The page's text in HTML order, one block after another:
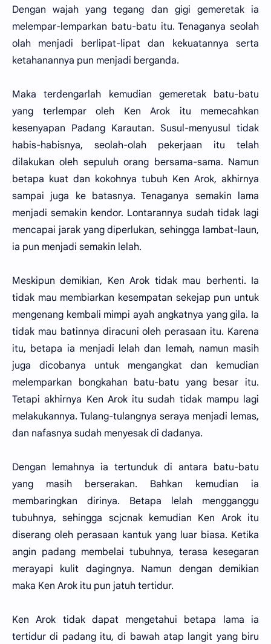
Dengan wajah yang tegang dan gigi gemeretak ia
melempar-lemparkan batu-batu itu. Tenaganya seolah
olah menjadi berlipat-lipat dan kekuatannya serta
ketahanannya pun menjadi berganda.
Maka terdengarlah kemudian gemeretak batu-batu
yang terlempar oleh Ken Arok itu memecahkan
kesenyapan Padang Karautan. Susul-menyusul tidak
habis-habisnya, seolah-olah pekerjaan itu telah
dilakukan oleh sepuluh orang bersama-sama. Namun
betapa kuat dan kokohnya tubuh Ken Arok, akhirnya
sampai juga ke batasnya. Tenaganya semakin lama
menjadi semakin kendor. Lontarannya sudah tidak lagi
mencapai jarak yang diperlukan, sehingga lambat-laun,
ia pun menjadi semakin lelah.
Meskipun demikian, Ken Arok tidak mau berhenti. Ia
tidak mau membiarkan kesempatan sekejap pun untuk
mengenang kembali mimpi ayah angkatnya yang gila. Ia
tidak mau batinnya diracuni oleh perasaan itu. Karena
itu, betapa ia menjadi lelah dan lemah, namun masih
juga dicobanya untuk mengangkat dan kemudian
melemparkan bongkahan batu-batu yang besar itu.
Tetapi akhirnya Ken Arok itu sudah tidak mampu lagi
melakukannya. Tulang-tulangnya seraya menjadi lemas,
dan nafasnya sudah menyesak di dadanya.
Dengan lemahnya ia tertunduk di antara batu-batu
yang masih berserakan. Bahkan kemudian ia
membaringkan dirinya. Betapa lelah mengganggu
tubuhnya, sehingga scjcnak kemudian Ken Arok itu
diserang oleh perasaan kantuk yang luar biasa. Ketika
angin padang membelai tubuhnya, terasa kesegaran
merayapi kulit dagingnya. Namun dengan demikian
maka Ken Arok itu pun jatuh tertidur.
Ken Arok tidak dapat mengetahui betapa lama ia
tertidur di padang itu, di bawah atap langit yang biru